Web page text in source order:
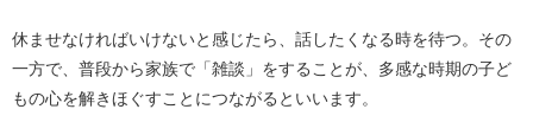
休ませなければいけないと感じたら、話したくなる時を待つ。その
一方で、普段から家族で「雑談」をすることが、多感な時期の子ど
もの心を解きほぐすことにつながるといいます。